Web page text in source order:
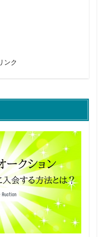
ンク